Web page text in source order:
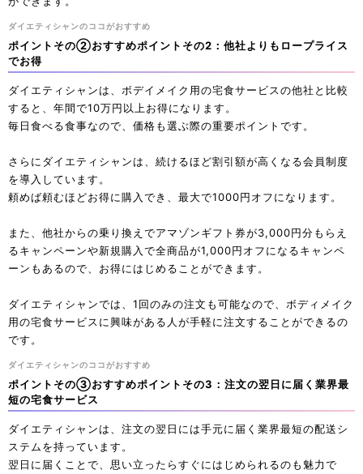
ダイエティシャンのココがおすすめ
ポイントその②おすすめポイントその2：他社よりもロープライス
でお得
ダイエティシャンは、ボデイメイク用の宅食サービスの他社と比較
すると、年間で10万円以上お得になります。
毎日食べる食事なので、価格も選ぶ際の重要ポイントです。
さらにダイエティシャンは、続けるほど割引額が高くなる会員制度
を導入しています。
頼めば頼むほどお得に購入でき、最大で1000円オフになります。
また、他社からの乗り換えでアマゾンギフト券が3,000円分もらえ
るキャンペーンや新規購入で全商品が1,000円オフになるキャンペ
ーンもあるので、お得にはじめることができます。
ダイエティシャンでは、1回のみの注文も可能なので、ボディメイク
用の宅食サービスに興味がある人が手軽に注文することができるの
です。
ダイエティシャンのココがおすすめ
ポイントその③おすすめポイントその3：注文の翌日に届く業界最
短の宅食サービス
ダイエティシャンは、注文の翌日には手元に届く業界最短の配送シ
ステムを持っています。
翌日に届くことで、思い立ったらすぐにはじめられるのも魅力で